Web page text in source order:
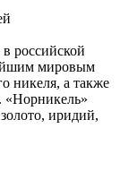
российской
мировым
никеля, а также
«Норникель»
иридий,